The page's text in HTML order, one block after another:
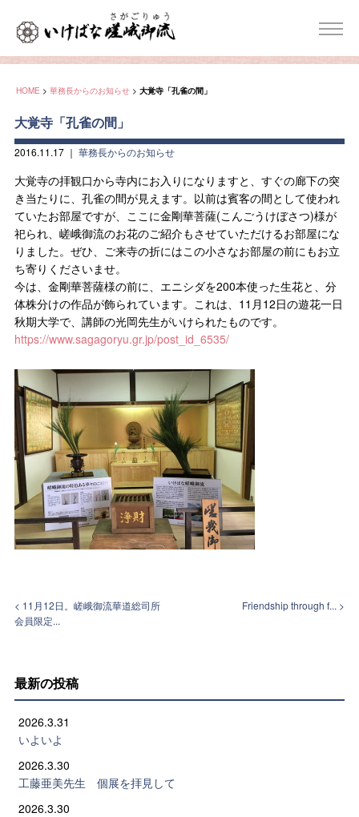
HOME > 華務長からのお知らせ > 大覚寺「孔雀の間」
大覚寺「孔雀の間」
2016.11.17｜ 華務長からのお知らせ
大覚寺の拝観口から寺内にお入りになりますと、すぐの廊下の突
き当たりに、孔雀の間が見えます。以前は賓客の間として使われ
ていたお部屋ですが、ここに金剛華菩薩(こんごうけぼさつ)様が
祀られ、嵯峨御流のお花のご紹介もさせていただけるお部屋にな
りました。ぜひ、ご来寺の折にはこの小さなお部屋の前にもお立
ち寄りくださいませ。
今は、金剛華菩薩様の前に、エニシダを200本使った生花と、分
体株分けの作品が飾られています。これは、11月12日の遊花一日
秋期大学で、講師の光岡先生がいけられたものです。
https://www.sagagoryu.gr.jp/post_id_6535/
< 11月12日。嵯峨御流華道総司所
会員限定...
Friendship through f... >
最新の投稿
2026.3.31
いよいよ
2026.3.30
工藤亜美先生 個展を拝見して
2026.3.30